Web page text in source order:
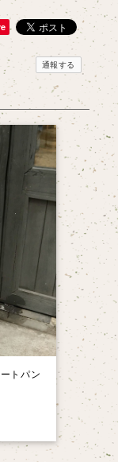
通報する
トパン